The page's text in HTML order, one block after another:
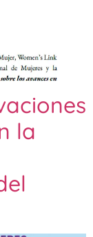
la